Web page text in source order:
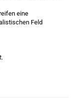
eine
Feld